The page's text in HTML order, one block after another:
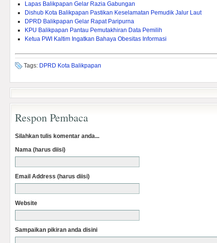
Lapas Balikpapan Gelar Razia Gabungan
Dishub Kota Balikpapan Pastikan Keselamatan Pemudik Jalur Laut
DPRD Balikpapan Gelar Rapat Paripurna
KPU Balikpapan Pantau Pemutakhiran Data Pemilih
Ketua PWI Kaltim Ingatkan Bahaya Obesitas Informasi
Tags: DPRD Kota Balikpapan
Respon Pembaca
Silahkan tulis komentar anda...
Nama (harus diisi)
Email Address (harus diisi)
Website
Sampaikan pikiran anda disini